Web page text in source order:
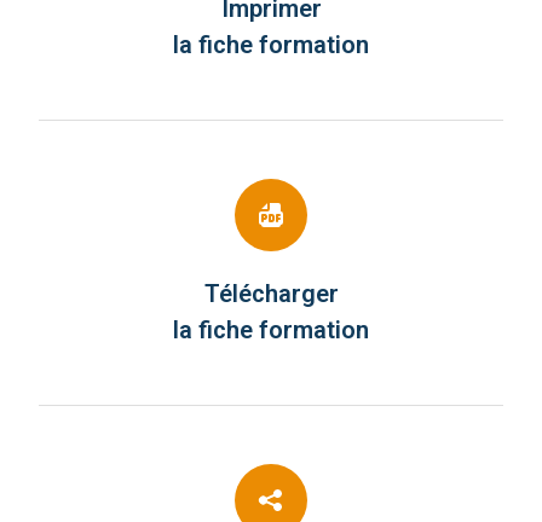
Imprimer
la fiche formation
Télécharger
la fiche formation